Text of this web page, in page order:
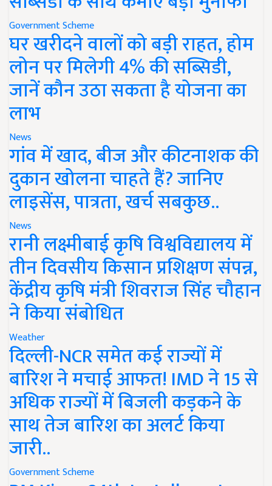
Government Scheme
घर खरीदने वालों को बड़ी राहत, होम
लोन पर मिलेगी 4% की सब्सिडी,
जानें कौन उठा सकता है योजना का
लाभ
News
गांव में खाद, बीज और कीटनाशक की
दुकान खोलना चाहते हैं? जानिए
लाइसेंस, पात्रता, खर्च सबकुछ..
News
रानी लक्ष्मीबाई कृषि विश्वविद्यालय में
तीन दिवसीय किसान प्रशिक्षण संपन्न,
केंद्रीय कृषि मंत्री शिवराज सिंह चौहान
ने किया संबोधित
Weather
दिल्ली-NCR समेत कई राज्यों में
बारिश ने मचाई आफत! IMD ने 15 से
अधिक राज्यों में बिजली कड़कने के
साथ तेज बारिश का अलर्ट किया
जारी..
Government Scheme